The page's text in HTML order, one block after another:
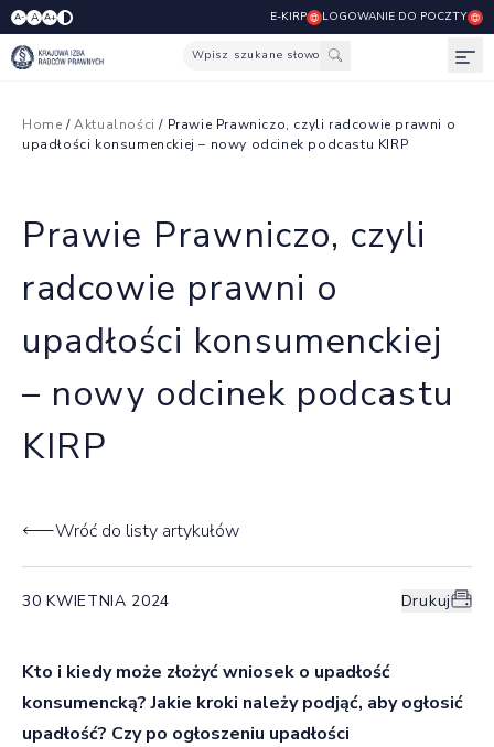
A- A A+ E-KIRP LOGOWANIE DO POCZTY
Wpisz szukane słowo
Home /Aktualności / Prawie Prawniczo, czyli radcowie prawni o
upadłości konsumenckiej – nowy odcinek podcastu KIRP
Prawie Prawniczo, czyli
radcowie prawni o
upadłości konsumenckiej
– nowy odcinek podcastu
KIRP
Wróć do listy artykułów
30 KWIETNIA 2024 Drukuj
Kto i kiedy może złożyć wniosek o upadłość
konsumencką? Jakie kroki należy podjąć, aby ogłosić
upadłość? Czy po ogłoszeniu upadłości